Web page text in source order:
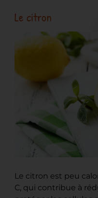
Le citron
Le citron est peu
C, qui contribue à